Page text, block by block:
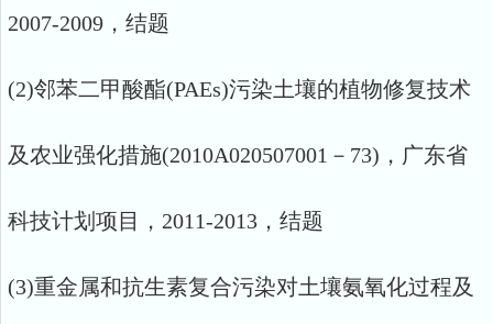
2007-2009，结题
(2)邻苯二甲酸酯(PAEs)污染土壤的植物修复技术
及农业强化措施(2010A020507001－73)，广东省
科技计划项目，2011-2013，结题
(3)重金属和抗生素复合污染对土壤氨氧化过程及